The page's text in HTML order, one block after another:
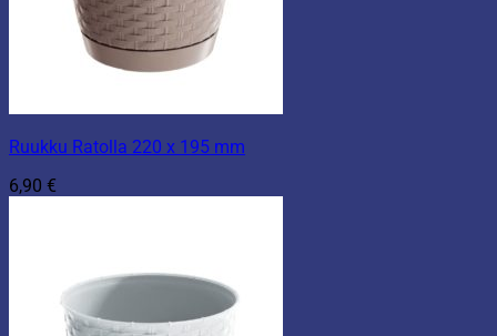
Ruukku Ratolla 220 x 195 mm
6,90 €